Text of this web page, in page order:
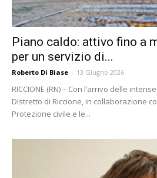
Piano caldo: attivo fino a
per un servizio di...
Roberto Di Biase - 13 Giugno 2026
RICCIONE (RN) – Con l’arrivo delle
Distretto di Riccione, in collaborazione
Protezione civile e le...